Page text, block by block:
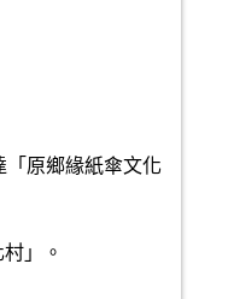
「原鄉緣紙傘文化
」。